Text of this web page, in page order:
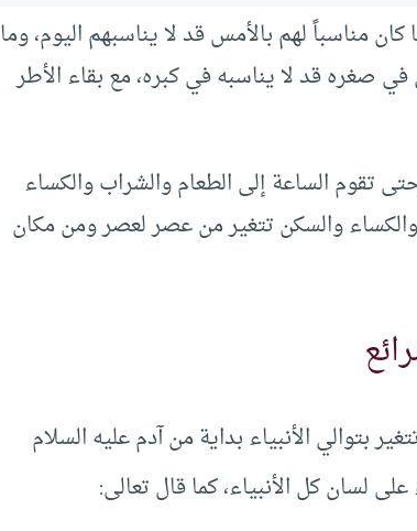
كان مناسباً لهم بالأمس قد لا يناسبهم اليوم، وما
في صغره قد لا يناسبه في كبره، مع بقاء الأطر
تقوم الساعة إلى الطعام والشراب والكساء
والسكن تتغير من عصر لعصر ومن مكان
بتوالي الأنبياء بداية من آدم عليه السلام
على لسان كل الأنبياء، كما قال تعالى: